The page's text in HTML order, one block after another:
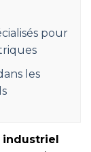
pour
les
industriel